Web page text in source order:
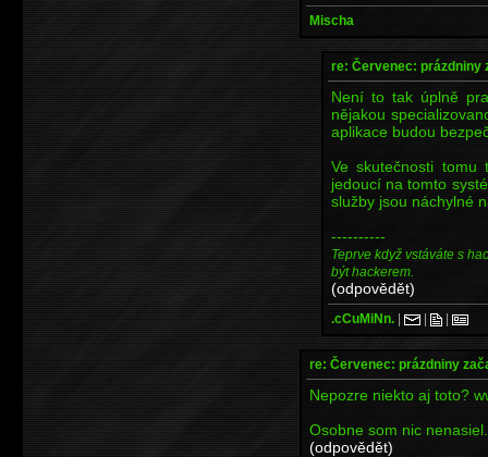
Mischa
re: Červenec: prázdniny
Není to tak úplně
nějakou
aplikace budou
Ve skutečnosti
jedoucí na tomto
služby jsou náchylné
----------
Teprve když vstáváte s
být hackerem.
(odpovědět)
.cCuMiNn. | | |
re: Červenec: prázdniny
Nepozre niekto aj toto?
Osobne som nic nenasiel.
(odpovědět)